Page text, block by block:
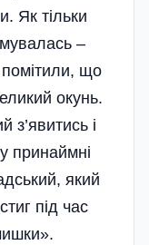
Як тільки
–
помітили, що
окунь.
і
принаймні
який
під час